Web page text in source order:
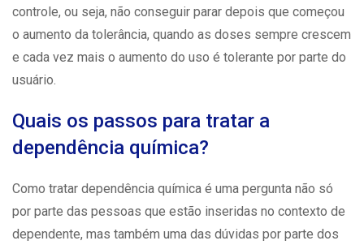
controle, ou seja, não conseguir parar depois que começou
o aumento da tolerância, quando as doses sempre crescem
e cada vez mais o aumento do uso é tolerante por parte do
usuário.
Quais os passos para tratar a
dependência química?
Como tratar dependência química é uma pergunta não só
por parte das pessoas que estão inseridas no contexto de
dependente, mas também uma das dúvidas por parte dos